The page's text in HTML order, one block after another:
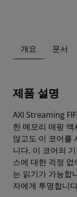
개요 문서
제품 설명
AXI Streaming
한 메모리 매핑
않고도 이 코어를
니다. 이 코어의
스에 대한 걱정
는 읽기가 가능합
자에게 투명합니